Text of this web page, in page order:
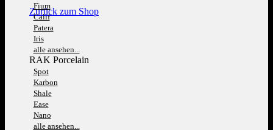
Zurück zum Shop
Fium
Calif
Patera
Iris
alle ansehen...
RAK Porcelain
Spot
Karbon
Shale
Ease
Nano
alle ansehen...